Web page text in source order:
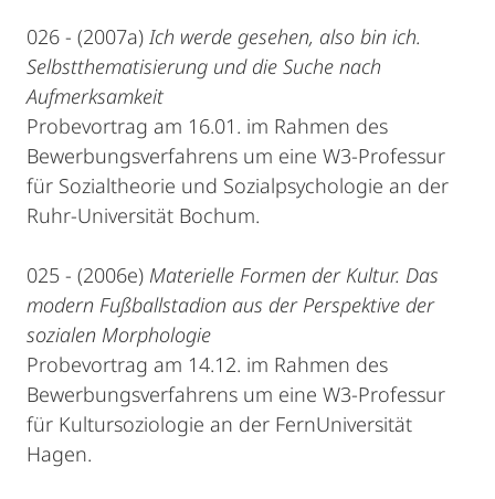
026 - (2007a) Ich werde gesehen, also bin ich.
Selbstthematisierung und die Suche nach
Aufmerksamkeit
Probevortrag am 16.01. im Rahmen des
Bewerbungsverfahrens um eine W3-Professur
für Sozialtheorie und Sozialpsychologie an der
Ruhr-Universität Bochum.
025 - (2006e) Materielle Formen der Kultur. Das
modern Fußballstadion aus der Perspektive der
sozialen Morphologie
Probevortrag am 14.12. im Rahmen des
Bewerbungsverfahrens um eine W3-Professur
für Kultursoziologie an der FernUniversität
Hagen.